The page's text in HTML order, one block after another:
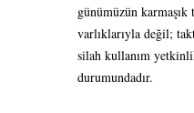
günümüzün
varlıklarıyla değil;
silah kullanım
durumundadır.